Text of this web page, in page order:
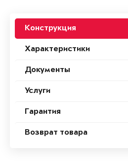
Конструкция
Характеристики
Документы
Услуги
Гарантия
Возврат товара